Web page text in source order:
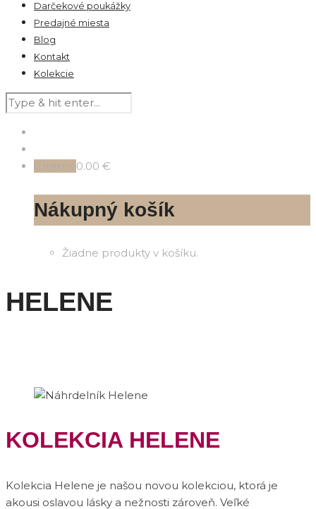
Darčekové poukážky
Predajné miesta
Blog
Kontakt
Kolekcie
0 items 0.00 €
Nákupný košík
Žiadne produkty v košíku.
HELENE
KOLEKCIA HELENE
Kolekcia Helene je našou novou kolekciou, ktorá je
akousi oslavou lásky a nežnosti zároveň. Veľké